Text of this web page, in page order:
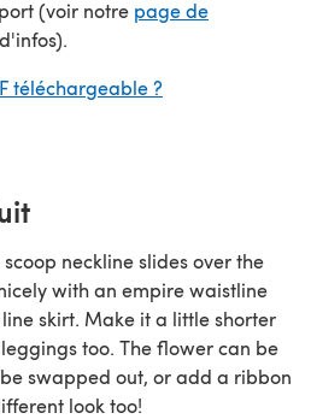
(voir notre page de
un nouvel onglet)
téléchargeable ?
neckline slides over the
with an empire waistline
skirt. Make it a little shorter
too. The flower can be
swapped out, or add a ribbon
look too!